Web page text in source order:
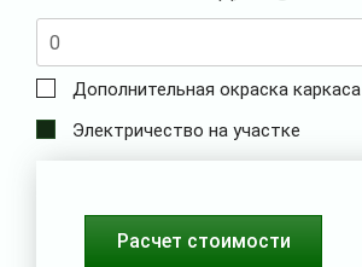
Дополнительная окраска каркаса
Электричество на участке
Расчет стоимости